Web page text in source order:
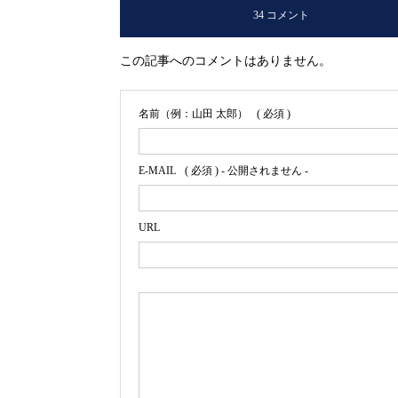
34 コメント
この記事へのコメントはありません。
名前（例：山田 太郎） ( 必須 )
E-MAIL ( 必須 ) - 公開されません -
URL